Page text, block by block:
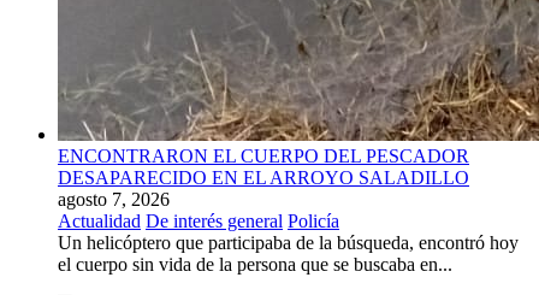
ENCONTRARON EL CUERPO DEL PESCADOR
DESAPARECIDO EN EL ARROYO SALADILLO
agosto 7, 2026
Actualidad De interés general Policía
Un helicóptero que participaba de la búsqueda, encontró hoy
el cuerpo sin vida de la persona que se buscaba en...